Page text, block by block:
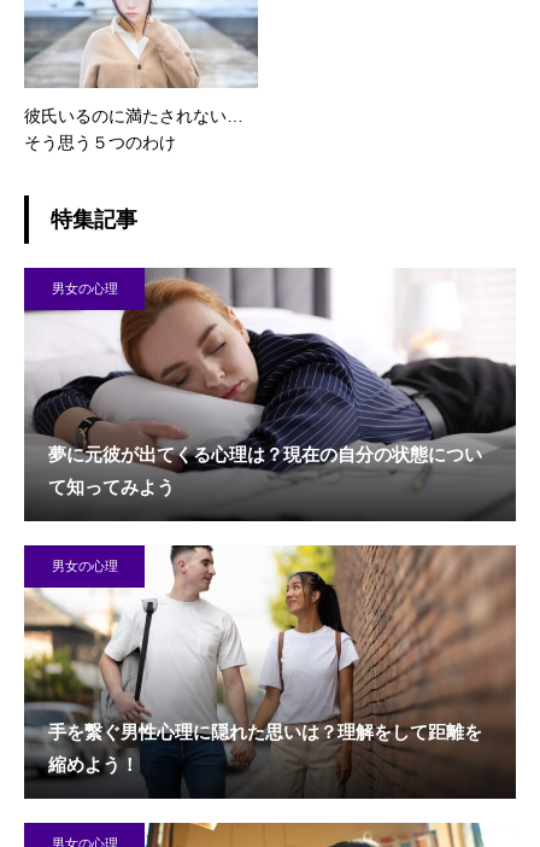
彼氏いるのに満たされない…
そう思う５つのわけ
特集記事
男女の心理
夢に元彼が出てくる心理は？現在の自分の状態につい
て知ってみよう
男女の心理
手を繋ぐ男性心理に隠れた思いは？理解をして距離を
縮めよう！
男女の心理